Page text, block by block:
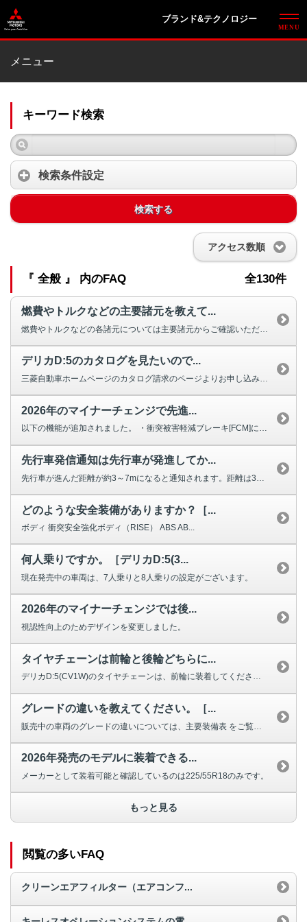
ブランド&テクノロジー
メニュー
キーワード検索
検索条件設定
検索する
アクセス数順
『 全般 』 内のFAQ 全130件
燃費やトルクなどの主要諸元を教えて...
デリカD:5のカタログを見たいので...
三菱自動車ホームページのカタログ請求のページよりお申し込みいただけます。 ...
2026年のマイナーチェンジで先進...
以下の機能が追加されました。 ・衝突被害軽減ブレーキ[FCM]に自転車検...
先行車発信通知は先行車が発進してか...
先行車が進んだ距離が約3～7mになると通知されます。距離は3段階で設定可能...
どのような安全装備がありますか？［...
ボディ 衝突安全強化ボディ（RISE） ABS AB...
何人乗りですか。［デリカD:5(3...
現在発売中の車両は、7人乗りと8人乗りの設定がございます。
2026年のマイナーチェンジでは後...
視認性向上のためデザインを変更しました。
タイヤチェーンは前輪と後輪どちらに...
デリカD:5(CV1W)のタイヤチェーンは、前輪に装着してください。 ※...
グレードの違いを教えてください。［...
2026年発売のモデルに装着できる...
メーカーとして装着可能と確認しているのは225/55R18のみです。
もっと見る
閲覧の多いFAQ
クリーンエアフィルター（エアコンフ...